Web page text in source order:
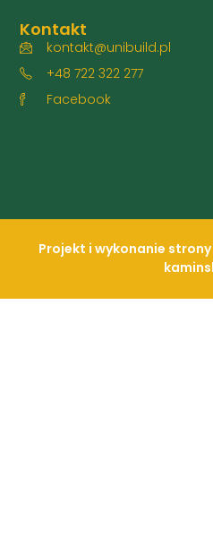
Kontakt
kontakt@unibuild.pl
+48 722 322 277
Facebook
Projekt i wykonanie